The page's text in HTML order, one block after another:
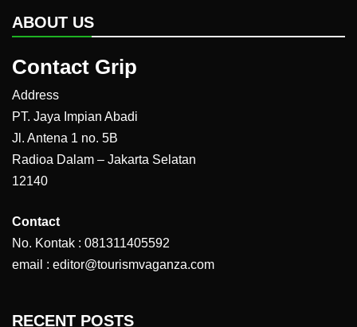
ABOUT US
Contact Grip
Address
PT. Jaya Impian Abadi
Jl. Antena 1 no. 5B
Radioa Dalam – Jakarta Selatan
12140
Contact
No. Kontak : 081311405592
email : editor@tourismvaganza.com
RECENT POSTS